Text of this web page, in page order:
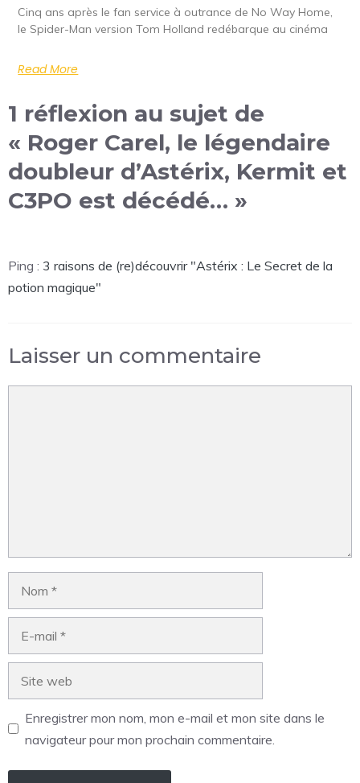
Cinq ans après le fan service à outrance de No Way Home,
le Spider-Man version Tom Holland redébarque au cinéma
Read More
1 réflexion au sujet de
« Roger Carel, le légendaire
doubleur d’Astérix, Kermit et
C3PO est décédé… »
Ping : 3 raisons de (re)découvrir "Astérix : Le Secret de la
potion magique"
Laisser un commentaire
Enregistrer mon nom, mon e-mail et mon site dans le
navigateur pour mon prochain commentaire.